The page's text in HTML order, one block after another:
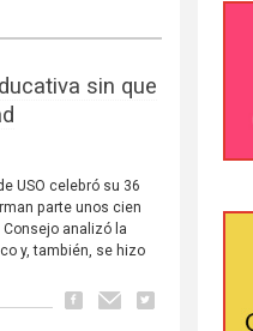
sin que
USO celebró su 36
parte unos cien
analizó la
y, también, se hizo